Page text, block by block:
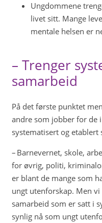
Ungdommene
livet sitt. Mange
mentale helsen er
– Trenger
samarbeid
På det første punktet
andre som jobber for de
systematisert og etablert
– Barnevernet, skole,
for øvrig, politi,
er blant de mange som
ungt utenforskap. Men
samarbeid som er satt i
synlig nå som ungt